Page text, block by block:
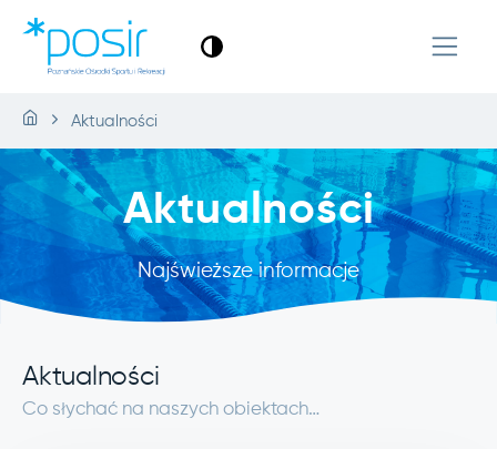
Aktualności
Aktualności
Najświeższe informacje
Aktualności
Co słychać na naszych obiektach…